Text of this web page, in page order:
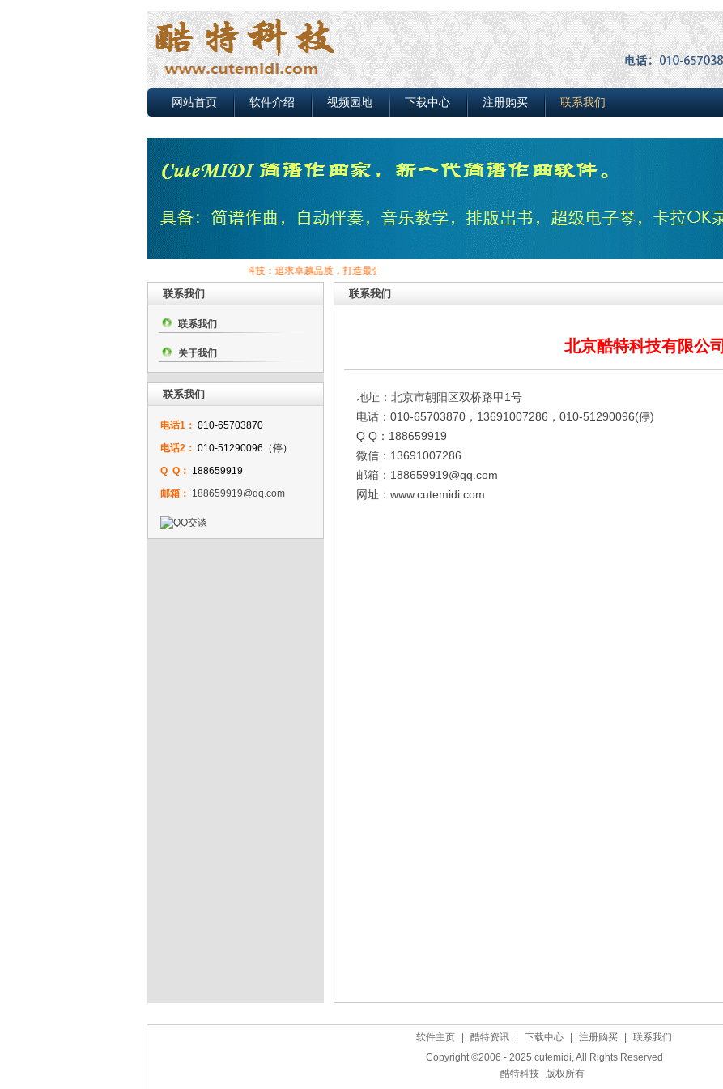
网站首页 软件介绍 视频园地 下载中心 注册购买 联系我们
酷特科技：追求卓越品质，打造最强音乐制作软件...
联系我们
联系我们
关于我们
联系我们
电话1： 010-65703870
电话2： 010-51290096（停）
Q Q： 188659919
邮箱： 188659919@qq.com
联系我们
北京酷特科技有限公司
地址：北京市朝阳区双桥路甲1号
电话：010-65703870，13691007286，010-51290096(停)
Q Q：188659919
微信：13691007286
邮箱：188659919@qq.com
网址：www.cutemidi.com
软件主页 酷特资讯 下载中心 注册购买
联系我们
Copyright ©2006 - 2025 cutemidi, All Rights Reserved
酷特科技
版权所有